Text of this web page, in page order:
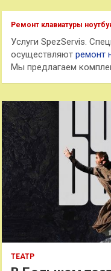
к
Ремонт клавиатуры
Услуги SpezServis.
осуществляютремонт
Мы предлагаем
ТЕАТР